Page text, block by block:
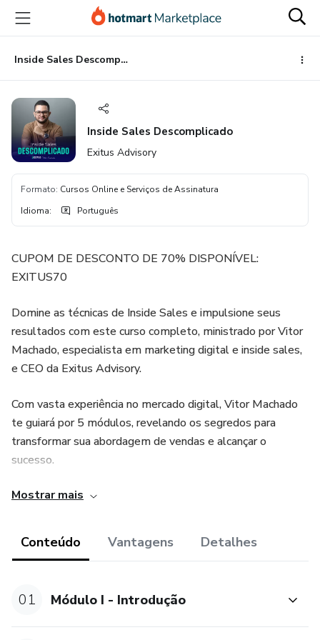
para
conteúdo
principal
para
pagamento
para
rodapé
Inside Sales Descomplicado
Inside Sales Descomplicado
Exitus Advisory
Formato: Cursos Online e Serviços de Assinatura
Idioma: Português
CUPOM DE DESCONTO DE 70% DISPONÍVEL:
EXITUS70
Domine as técnicas de Inside Sales e impulsione seus
resultados com este curso completo, ministrado por Vitor
Machado, especialista em marketing digital e inside sales,
e CEO da Exitus Advisory.
Com vasta experiência no mercado digital, Vitor Machado
te guiará por 5 módulos, revelando os segredos para
transformar sua abordagem de vendas e alcançar o
sucesso.
Módulo I - Introdução: Aprenda o melhor método de
temperatura do lead.
em uma venda.
Mostrar mais
Conteúdo Vantagens Detalhes
01 Módulo I - Introdução